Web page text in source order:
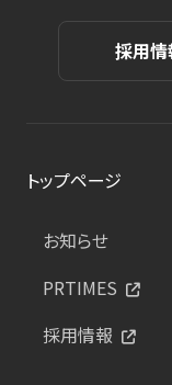
採用情
トップページ
お知らせ
PRTIMES
採用情報